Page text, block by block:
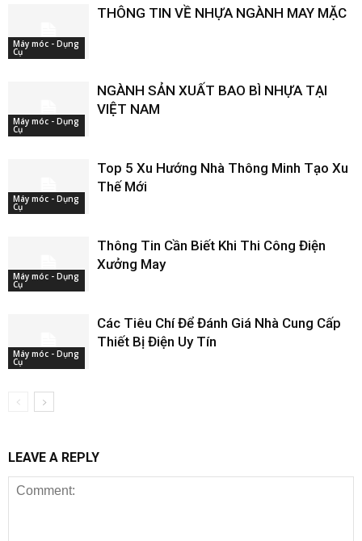
Máy móc - Dụng
Cụ
THÔNG TIN VỀ NHỰA NGÀNH MAY MẶC
Máy móc - Dụng
Cụ
NGÀNH SẢN XUẤT BAO BÌ NHỰA TẠI
VIỆT NAM
Máy móc - Dụng
Cụ
Top 5 Xu Hướng Nhà Thông Minh Tạo Xu
Thế Mới
Máy móc - Dụng
Cụ
Thông Tin Cần Biết Khi Thi Công Điện
Xưởng May
Máy móc - Dụng
Cụ
Các Tiêu Chí Để Đánh Giá Nhà Cung Cấp
Thiết Bị Điện Uy Tín
LEAVE A REPLY